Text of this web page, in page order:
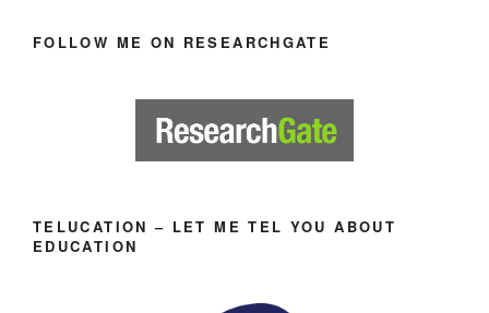
FOLLOW ME ON RESEARCHGATE
TELUCATION – LET ME TEL YOU ABOUT
EDUCATION